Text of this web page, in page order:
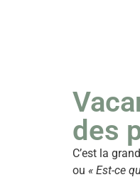
des
C’est la
ou « Est-ce